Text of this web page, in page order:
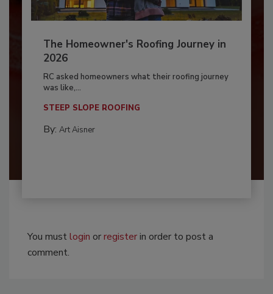
The Homeowner's Roofing Journey in
2026
RC asked homeowners what their roofing journey
was like,...
STEEP SLOPE ROOFING
By: Art Aisner
You mustlogin orregisterin order to post a
comment.